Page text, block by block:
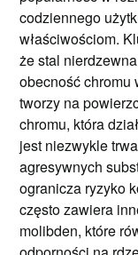
codziennego
właściwościom.
że stal
obecność chromu
tworzy na
chromu, która
jest niezwykle
agresywnych
ogranicza ryzyko
często zawiera
molibden, które